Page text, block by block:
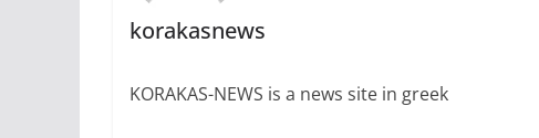
korakasnews
KORAKAS-NEWS is a news site in greek